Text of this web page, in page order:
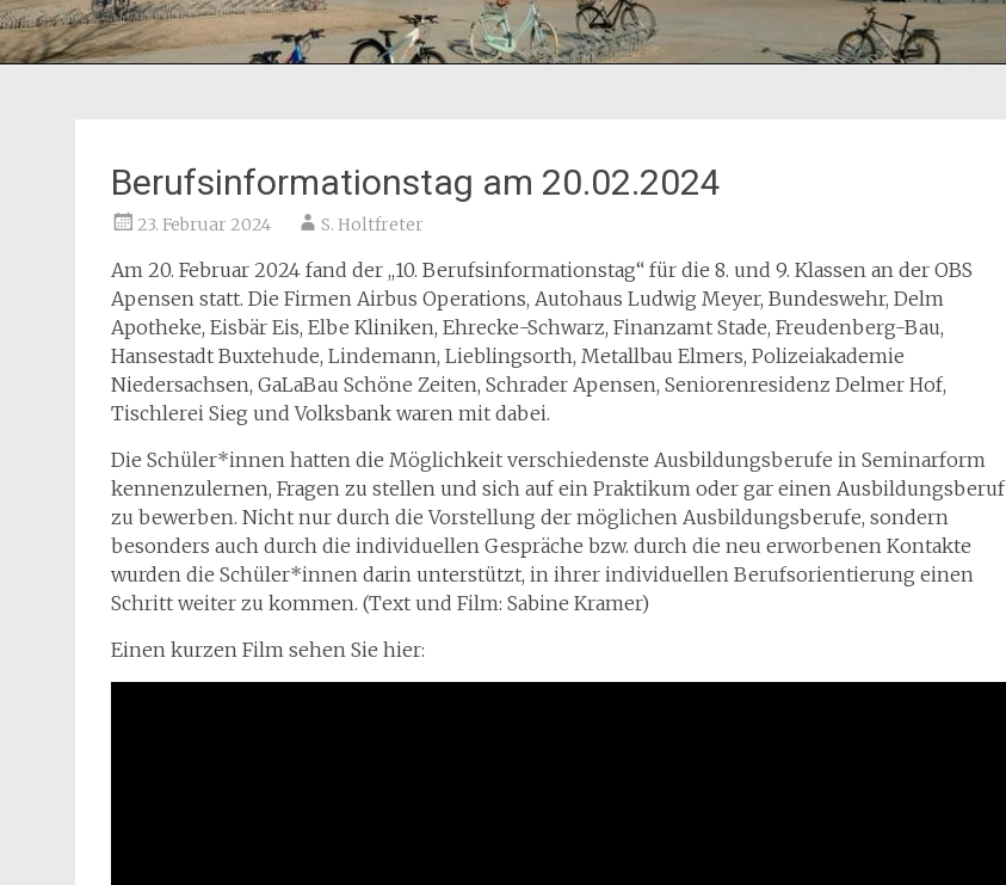
Berufsinformationstag am 20.02.2024
23. Februar 2024 S. Holtfreter
Am 20. Februar 2024 fand der ,,10. Berufsinformationstag“ für die 8. und 9. Klassen an der OBS
Apensen statt. Die Firmen Airbus Operations, Autohaus Ludwig Meyer, Bundeswehr, Delm
Apotheke, Eisbär Eis, Elbe Kliniken, Ehrecke-Schwarz, Finanzamt Stade, Freudenberg-Bau,
Hansestadt Buxtehude, Lindemann, Lieblingsorth, Metallbau Elmers, Polizeiakademie
Niedersachsen, GaLaBau Schöne Zeiten, Schrader Apensen, Seniorenresidenz Delmer Hof,
Tischlerei Sieg und Volksbank waren mit dabei.
Die Schüler*innen hatten die Möglichkeit verschiedenste Ausbildungsberufe in Seminarform
kennenzulernen, Fragen zu stellen und sich auf ein Praktikum oder gar einen Ausbildungsberuf
zu bewerben. Nicht nur durch die Vorstellung der möglichen Ausbildungsberufe, sondern
besonders auch durch die individuellen Gespräche bzw. durch die neu erworbenen Kontakte
wurden die Schüler*innen darin unterstützt, in ihrer individuellen Berufsorientierung einen
Schritt weiter zu kommen. (Text und Film: Sabine Kramer)
Einen kurzen Film sehen Sie hier: